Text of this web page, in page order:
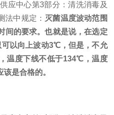
供应中心第3部分：清洗消毒及
法中规定： 灭菌温度波动范围
间的要求。也就是说，在选定
以向上波动3℃，但是，不允
温度下线不低于134℃，温度
是合格的。